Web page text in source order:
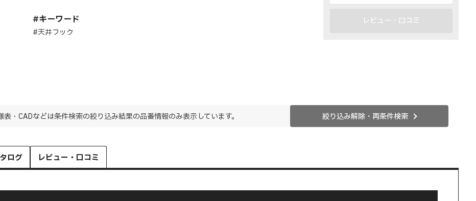
#キーワード
#天井フック
レビュー・口コミ
表・CADなどは条件検索の絞り込み結果の品番情報のみ表示しています。 絞り込み解除・再条件検索
ログ レビュー・口コミ